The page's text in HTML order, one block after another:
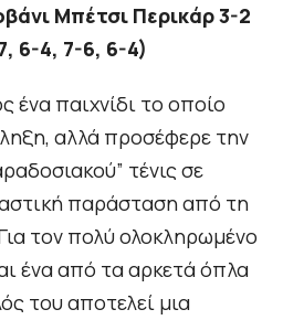
Μπέτσι Περικάρ 3-2
6-4, 7-6, 6-4)
ένα παιχνίδι το οποίο
αλλά προσέφερε την
τένις σε
παράσταση από τη
τον πολύ ολοκληρωμένο
ένα από τα αρκετά όπλα
του αποτελεί μια